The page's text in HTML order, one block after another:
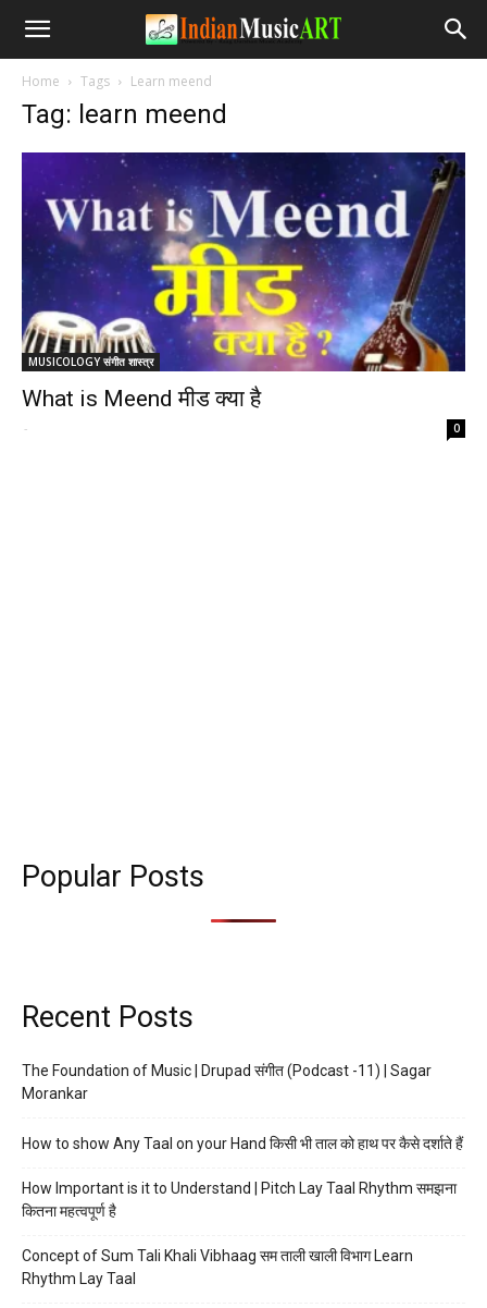
Home Tags Learn meend
Tag: learn meend
MUSICOLOGY संगीत शास्त्र
What is Meend मीड क्या है
- 0
Popular Posts
Recent Posts
The Foundation of Music | Drupad संगीत (Podcast -11) | Sagar
Morankar
How to show Any Taal on your Hand किसी भी ताल को हाथ पर कैसे दर्शाते हैं
How Important is it to Understand | Pitch Lay Taal Rhythm समझना
कितना महत्वपूर्ण है
Concept of Sum Tali Khali Vibhaag सम ताली खाली विभाग Learn
Rhythm Lay Taal